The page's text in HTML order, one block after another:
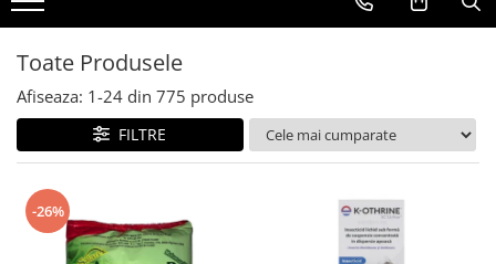
Toate Produsele
Afiseaza: 1-24 din 775 produse
FILTRE
-26%